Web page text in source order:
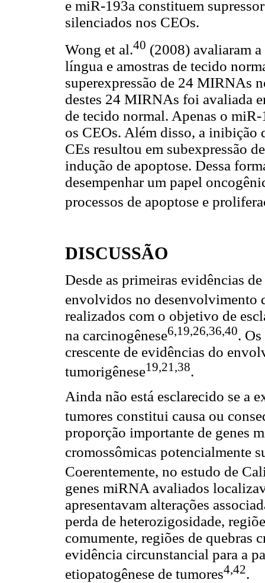
e miR-193a constituem
silenciados nos CEOs.
Wong et al.40 (2008) avaliaram
língua e amostras de tecido
superexpressão de 24 MIRNAs
destes 24 MIRNAs foi avaliada
de tecido normal. Apenas o
os CEOs. Além disso, a inibição
CEs resultou em subexpressão
indução de apoptose. Dessa
desempenhar um papel
processos de apoptose e
DISCUSSÃO
Desde as primeiras evidências
envolvidos no desenvolvimento
realizados com o objetivo de
na carcinogênese6,19,26,36,40.
crescente de evidências do
tumorigênese19,21,38.
Ainda não está esclarecido se a
tumores constitui causa ou
proporção importante de genes
cromossômicas potencialmente
Coerentemente, no estudo de
genes miRNA avaliados
apresentavam alterações
perda de heterozigosidade,
comumente, regiões de quebras
evidência circunstancial para a
etiopatogênese de tumores4,42.